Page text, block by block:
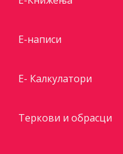
Е-написи
E- Калкулатори
Теркови и обрасци